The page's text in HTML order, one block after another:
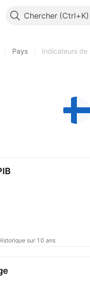
Chercher
Pays Indicateurs de
sur 10 ans